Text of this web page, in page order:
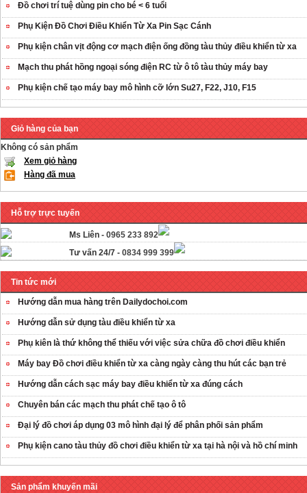
Đồ chơi trí tuệ dùng pin cho bé < 6 tuổi
Phụ Kiện Đồ Chơi Điều Khiển Từ Xa Pin Sạc Cánh
Phụ kiện chân vịt động cơ mạch điện ống đồng tàu thủy điều khiển từ xa
Mạch thu phát hồng ngoại sóng điện RC từ ô tô tàu thủy máy bay
Phụ kiện chế tạo máy bay mô hình cỡ lớn Su27, F22, J10, F15
Giỏ hàng của bạn
Không có sản phẩm
Xem giỏ hàng
Hàng đã mua
Hỗ trợ trực tuyến
Ms Liên - 0965 233 892
Tư vấn 24/7 - 0834 999 399
Tin tức mới
Hướng dẫn mua hàng trên Dailydochoi.com
Hướng dẫn sử dụng tàu điều khiển từ xa
Phụ kiên là thứ không thể thiếu với việc sửa chữa đồ chơi điều khiển
Máy bay Đồ chơi điều khiển từ xa càng ngày càng thu hút các bạn trẻ
Hướng dẫn cách sạc máy bay điều khiển từ xa đúng cách
Chuyên bán các mạch thu phát chế tạo ô tô
Đại lý đồ chơi áp dụng 03 mô hình đại lý để phân phối sản phẩm
Phụ kiện cano tàu thủy đồ chơi điều khiển từ xa tại hà nội và hồ chí minh
Sản phẩm khuyến mãi
OT35 robot lắp
ráp nhấc chân di
...
259.000 VNĐ
đơn giản có ...